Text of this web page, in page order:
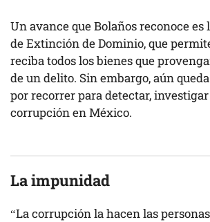
Un avance que Bolaños reconoce es
de Extinción de Dominio, que
reciba todos los bienes que
de un delito. Sin embargo, aún
por recorrer para detectar,
corrupción en México.
La impunidad
“La corrupción la hacen las